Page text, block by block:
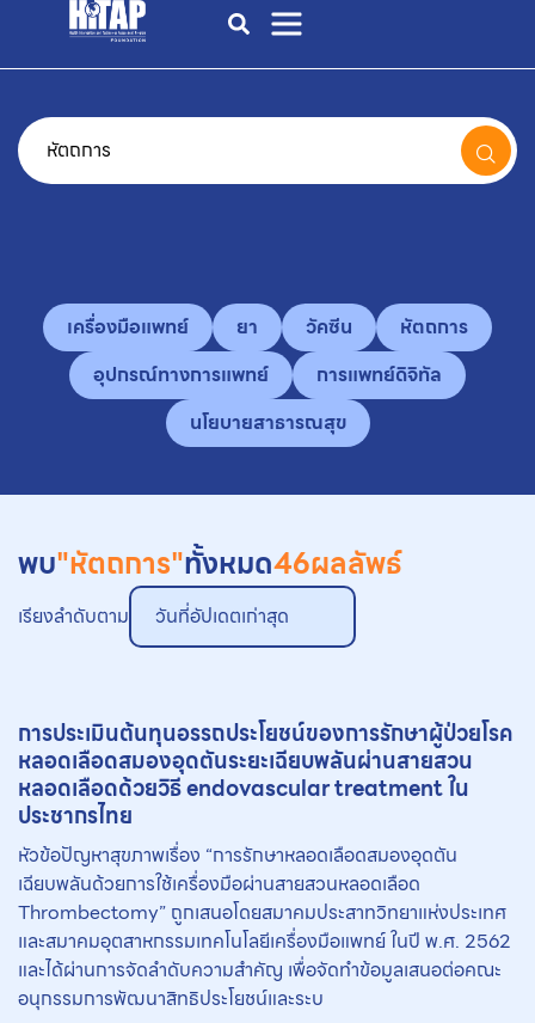
เครื่องมือแพทย์ ยา วัคซีน
หัตถการ
อุปกรณ์ทางการแพทย์
การแพทย์ดิจิทัล
นโยบายสาธารณสุข
พบ"หัตถการ"ทั้งหมด46ผลลัพธ์
เรียงลำดับตาม วันที่อัปเดตเก่าสุด
การประเมินต้นทุนอรรถประโยชน์ของการรักษาผู้ป่วยโรค
หลอดเลือดสมองอุดตันระยะเฉียบพลันผ่านสายสวน
หลอดเลือดด้วยวิธี endovascular treatment ใน
ประชากรไทย
หัวข้อปัญหาสุขภาพเรื่อง “การรักษาหลอดเลือดสมองอุดตัน
เฉียบพลันด้วยการใช้เครื่องมือผ่านสายสวนหลอดเลือด
Thrombectomy” ถูกเสนอโดยสมาคมประสาทวิทยาแห่งประเทศ
และสมาคมอุตสาหกรรมเทคโนโลยีเครื่องมือแพทย์ ในปี พ.ศ. 2562
และได้ผ่านการจัดลำดับความสำคัญ เพื่อจัดทำข้อมูลเสนอต่อคณะ
อนุกรรมการพัฒนาสิทธิประโยชน์และระบ